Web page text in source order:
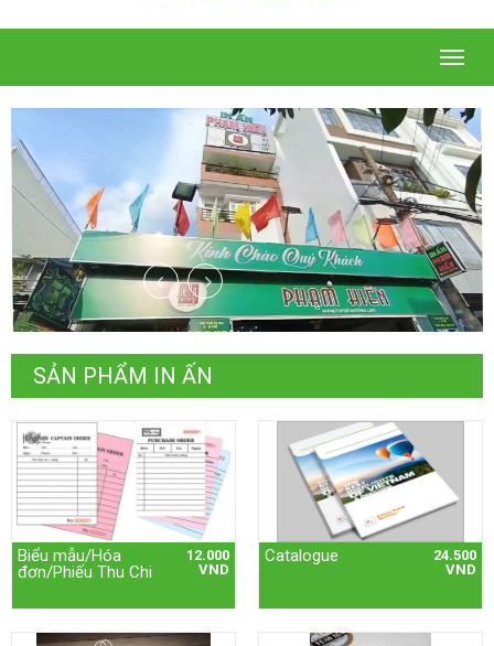
SẢN PHẨM IN ẤN
Biểu mẫu/Hóa
đơn/Phiếu Thu Chi
12.000
VND
Catalogue
24.500
VND